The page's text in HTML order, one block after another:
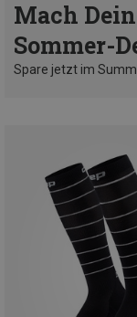
Mach
Sommer-
Spare jetzt im